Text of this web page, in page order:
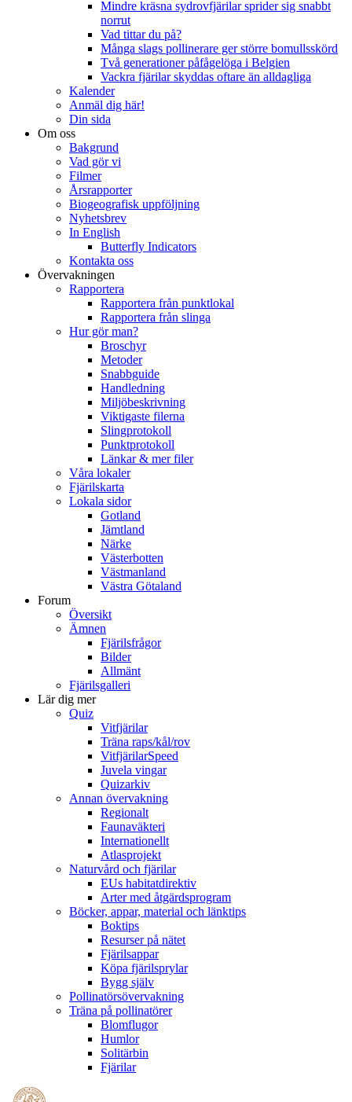
Mindre kräsna sydrovfjärilar sprider sig snabbt
norrut
Vad tittar du på?
Många slags pollinerare ger större bomullsskörd
Två generationer påfågelöga i Belgien
Vackra fjärilar skyddas oftare än alldagliga
Kalender
Anmäl dig här!
Din sida
Om oss
Bakgrund
Vad gör vi
Filmer
Årsrapporter
Biogeografisk uppföljning
Nyhetsbrev
In English
Butterfly Indicators
Kontakta oss
Övervakningen
Rapportera
Rapportera från punktlokal
Rapportera från slinga
Hur gör man?
Broschyr
Metoder
Snabbguide
Handledning
Miljöbeskrivning
Viktigaste filerna
Slingprotokoll
Punktprotokoll
Länkar & mer filer
Våra lokaler
Fjärilskarta
Lokala sidor
Gotland
Jämtland
Närke
Västerbotten
Västmanland
Västra Götaland
Forum
Översikt
Ämnen
Fjärilsfrågor
Bilder
Allmänt
Fjärilsgalleri
Lär dig mer
Quiz
Vitfjärilar
Träna raps/kål/rov
VitfjärilarSpeed
Juvela vingar
Quizarkiv
Annan övervakning
Regionalt
Faunaväkteri
Internationellt
Atlasprojekt
Naturvård och fjärilar
EUs habitatdirektiv
Arter med åtgärdsprogram
Böcker, appar, material och länktips
Boktips
Resurser på nätet
Fjärilsappar
Köpa fjärilsprylar
Bygg själv
Pollinatörsövervakning
Träna på pollinatörer
Blomflugor
Humlor
Solitärbin
Fjärilar